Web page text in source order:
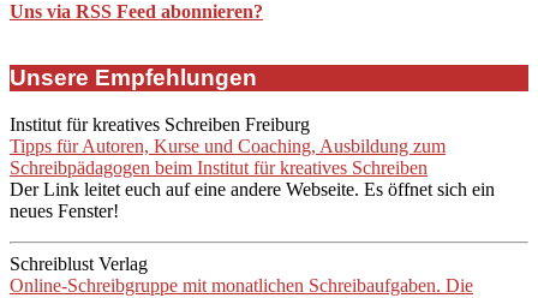
Uns via RSS Feed abonnieren?
Unsere Empfehlungen
Institut für kreatives Schreiben Freiburg
Tipps für Autoren, Kurse und Coaching, Ausbildung zum
Schreibpädagogen beim Institut für kreatives Schreiben
Der Link leitet euch auf eine andere Webseite. Es öffnet sich ein
neues Fenster!
Schreiblust Verlag
Online-Schreibgruppe mit monatlichen Schreibaufgaben. Die